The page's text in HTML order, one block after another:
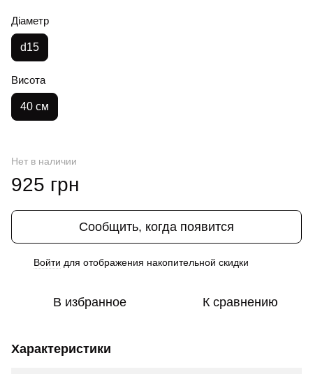
Діаметр
d15
Висота
40 см
Нет в наличии
925 грн
Сообщить, когда появится
Войти для отображения накопительной скидки
В избранное К сравнению
Характеристики